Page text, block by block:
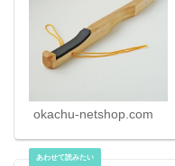
okachu-netshop.com